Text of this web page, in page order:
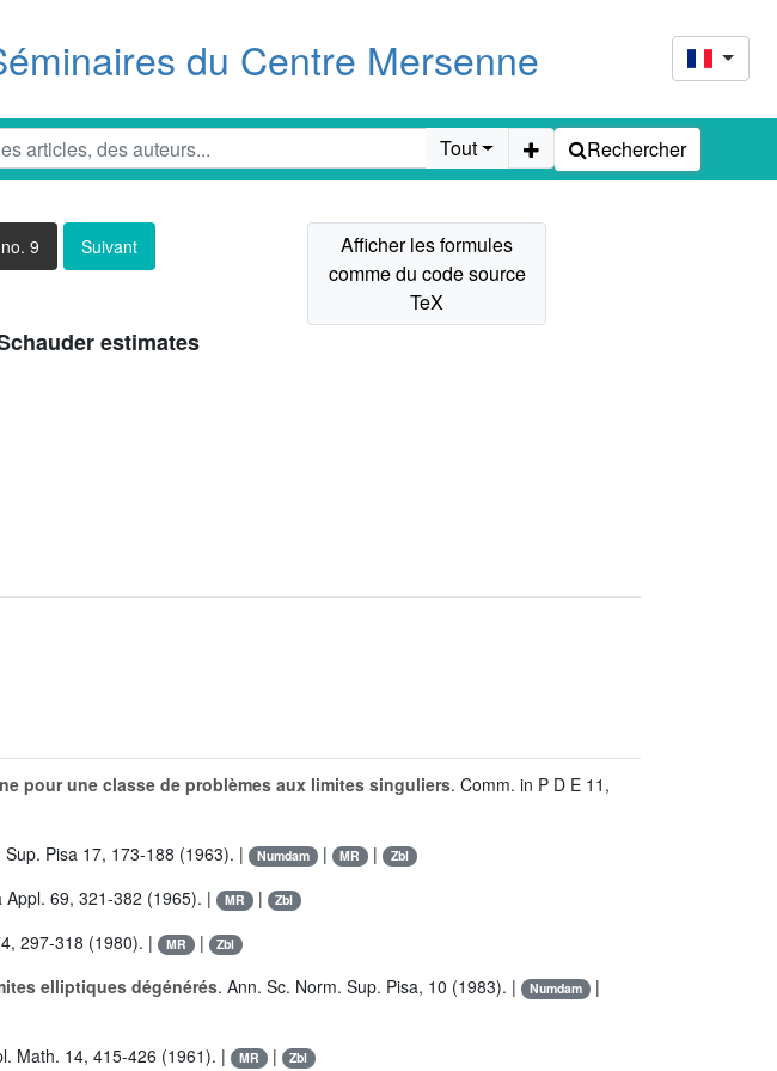
du Centre Mersenne
Tout Rechercher
9 Suivant
estimates
pour une classe de problèmes aux limites singuliers. Comm. in P D E 11,
Sup. Pisa 17, 173-188 (1963). | Numdam | MR | Zbl
Appl. 69, 321-382 (1965). | MR | Zbl
297-318 (1980). | MR | Zbl
elliptiques dégénérés. Ann. Sc. Norm. Sup. Pisa, 10 (1983). | Numdam |
Math. 14, 415-426 (1961). | MR | Zbl